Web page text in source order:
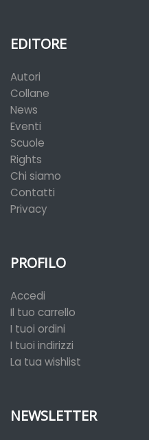
EDITORE
Autori
Collane
News
Eventi
Scuole
Rights
Chi siamo
Contatti
Privacy
PROFILO
Accedi
Il tuo carrello
I tuoi ordini
I tuoi indirizzi
La tua wishlist
NEWSLETTER